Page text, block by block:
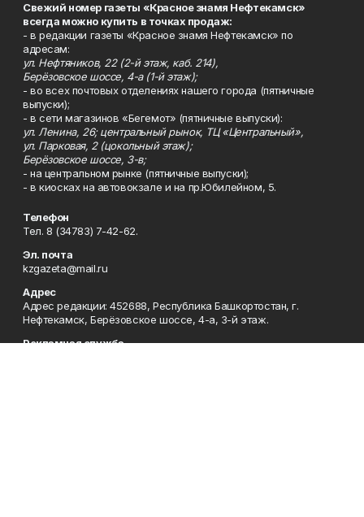
Свежий номер газеты «Красное знамя Нефтекамск»
всегда можно купить в точках продаж:
- в редакции газеты «Красное знамя Нефтекамск» по
адресам:
ул. Нефтяников, 22 (2-й этаж, каб. 214),
Берёзовское шоссе, 4-а (1-й этаж);
- во всех почтовых отделениях нашего города (пятничные
выпуски);
- в сети магазинов «Бегемот» (пятничные выпуски):
ул. Ленина, 26; центральный рынок, ТЦ «Центральный»,
ул. Парковая, 2 (цокольный этаж);
Берёзовское шоссе, 3-в;
- на центральном рынке (пятничные выпуски);
- в киосках на автовокзале и на пр.Юбилейном, 5.
Телефон
Тел. 8 (34783) 7-42-62.
Эл. почта
kzgazeta@mail.ru
Адрес
Адрес редакции: 452688, Республика Башкортостан, г.
Нефтекамск, Берёзовское шоссе, 4-а, 3-й этаж.
Рекламная служба